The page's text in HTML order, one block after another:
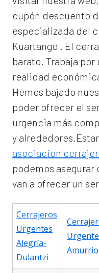
cupón descuento
especializada del
Kuartango . El
barato. Trabaja
realidad
Hemos bajado
poder ofrecer el
urgencia más
y
asociacion
podemos asegurar
van a ofrecer un
Cerrajeros
Urgentes
Alegría-
Dulantzi
Amurrio